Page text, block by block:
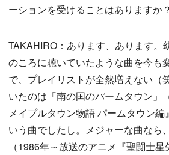
ーションを受けることはありますか？
TAKAHIRO：あります、あります。
のころに聴いていたような曲を今も
で、プレイリストが全然増えない（
いたのは「南の国のパームタウン」
メイプルタウン物語 パームタウン編
いう曲でしたし。メジャーな曲なら
（1986年～放送のアニメ『聖闘士星